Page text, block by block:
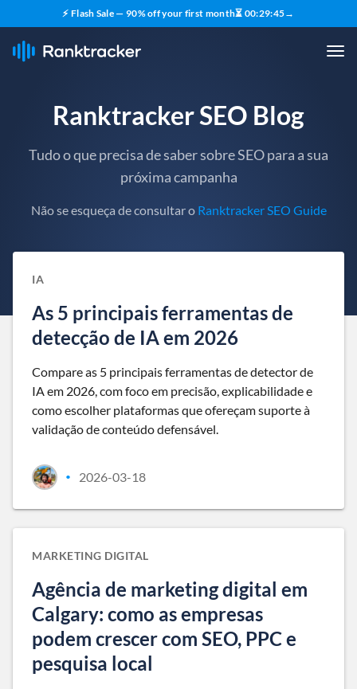
⚡ Flash Sale — 90% off your first month⏳ 00:29:44→
Ranktracker SEO Blog
Tudo o que precisa de saber sobre SEO para a sua
próxima campanha
Não se esqueça de consultar o Ranktracker SEO Guide
IA
As 5 principais ferramentas de
detecção de IA em 2026
Compare as 5 principais ferramentas de detector de
IA em 2026, com foco em precisão, explicabilidade e
como escolher plataformas que ofereçam suporte à
validação de conteúdo defensável.
• 2026-03-18
MARKETING DIGITAL
Agência de marketing digital em
Calgary: como as empresas
podem crescer com SEO, PPC e
pesquisa local